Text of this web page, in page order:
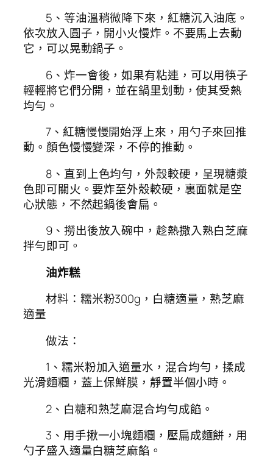
5、等油溫稍微降下來，紅糖沉入油底。
依次放入圓子，開小火慢炸。不要馬上去動
它，可以晃動鍋子。
6、炸一會後，如果有粘連，可以用筷子
輕輕將它們分開，並在鍋里划動，使其受熱
均勻。
7、紅糖慢慢開始浮上來，用勺子來回推
動。顏色慢慢變深，不停的推動。
8、直到上色均勻，外殼較硬，呈現糖漿
色即可關火。要炸至外殼較硬，裏面就是空
心狀態，不然起鍋後會扁。
9、撈出後放入碗中，趁熱撒入熟白芝麻
拌勻即可。
油炸糕
材料：糯米粉300g，白糖適量，熟芝麻
適量
做法：
1、糯米粉加入適量水，混合均勻，揉成
光滑麵糰，蓋上保鮮膜，靜置半個小時。
2、白糖和熟芝麻混合均勻成餡。
3、用手揪一小塊麵糰，壓扁成麵餅，用
勺子盛入適量白糖芝麻餡。